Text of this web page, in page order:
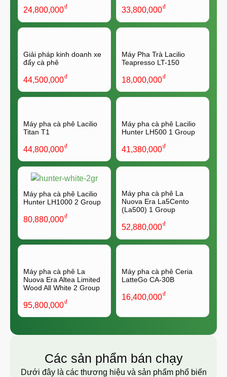
24,800,000₫ 33,800,000₫
Giải pháp kinh doanh xe
đẩy cà phê
44,500,000₫
Máy Pha Trà Lacilio
Teapresso LT-150
18,000,000₫
Máy pha cà phê Lacilio
Titan T1
44,800,000₫
Máy pha cà phê Lacilio
Hunter LH500 1 Group
41,380,000₫
Máy pha cà phê Lacilio
Hunter LH1000 2 Group
80,880,000₫
Máy pha cà phê La
Nuova Era La5Cento
(La500) 1 Group
52,880,000₫
Máy pha cà phê La
Nuova Era Altea Limited
Wood All White 2 Group
95,800,000₫
Máy pha cà phê Ceria
LatteGo CA-30B
16,400,000₫
Các sản phẩm bán chạy
Dưới đây là các thương hiệu và sản phẩm phổ biến